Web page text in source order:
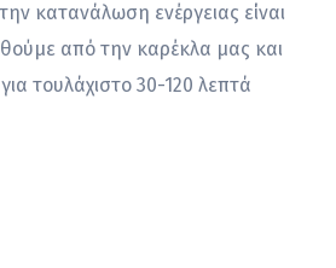
κατανάλωση ενέργειας είναι
από την καρέκλα μας και
τουλάχιστο 30-120 λεπτά